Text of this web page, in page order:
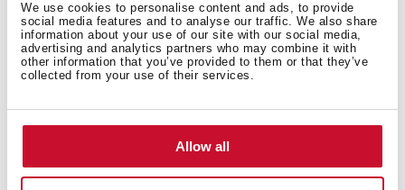
We use cookies to personalise content and ads, to provide
social media features and to analyse our traffic. We also share
information about your use of our site with our social media,
advertising and analytics partners who may combine it with
other information that you’ve provided to them or that they’ve
collected from your use of their services.
Allow all
No siempre es fácil contar con una buena iluminación
en la zona de cocción, por eso esta campana incorpora
una potente barra de luz LED. La mejor aliada para
mejorar la experiencia al cocinar, con mayor eficiencia y